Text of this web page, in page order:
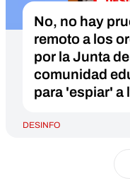
No, no hay
remoto a los
por la Junta
comunidad
para 'espiar' a
DESINFO